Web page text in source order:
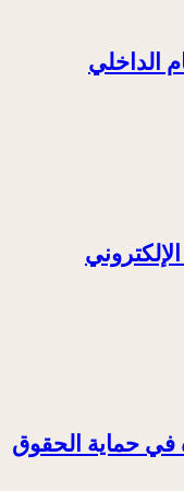
الداخلي
في حماية الحقوق